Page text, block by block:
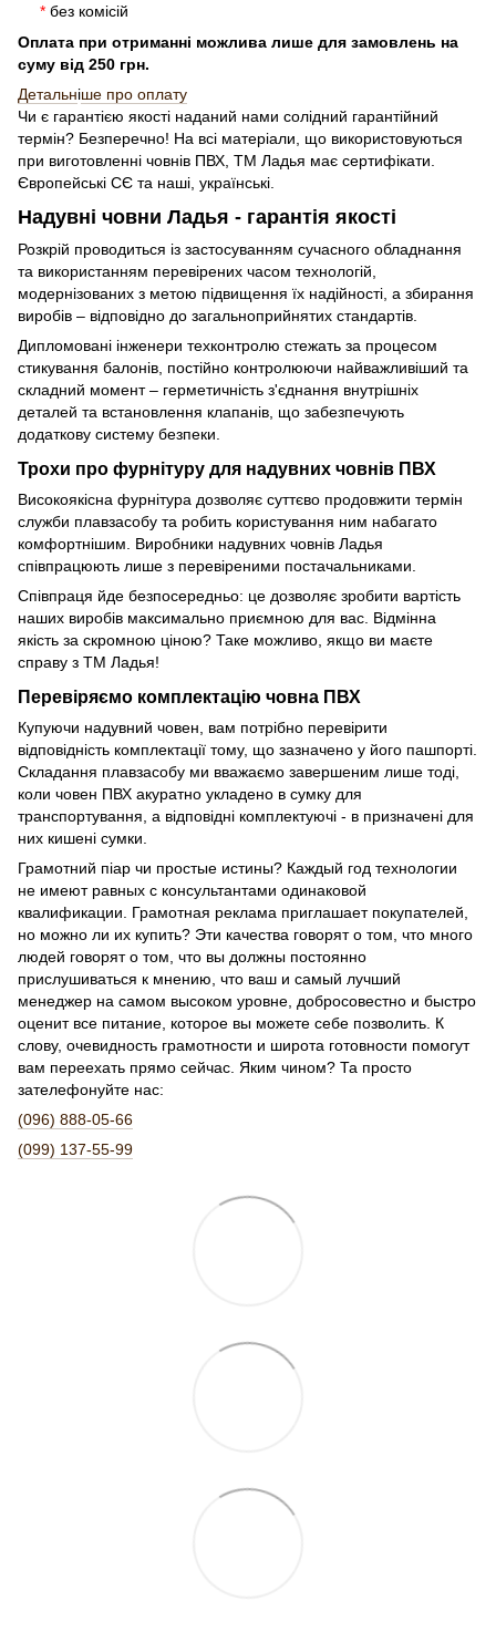
* без комісій
Оплата при отриманні можлива лише для замовлень на
суму від 250 грн.
Детальніше про оплату
Чи є гарантією якості наданий нами солідний гарантійний
термін? Безперечно! На всі матеріали, що використовуються
при виготовленні човнів ПВХ, ТМ Ладья має сертифікати.
Європейські СЄ та наші, українські.
Надувні човни Ладья - гарантія якості
Розкрій проводиться із застосуванням сучасного обладнання
та використанням перевірених часом технологій,
модернізованих з метою підвищення їх надійності, а збирання
виробів – відповідно до загальноприйнятих стандартів.
Дипломовані інженери техконтролю стежать за процесом
стикування балонів, постійно контролюючи найважливіший та
складний момент – герметичність з'єднання внутрішніх
деталей та встановлення клапанів, що забезпечують
додаткову систему безпеки.
Трохи про фурнітуру для надувних човнів ПВХ
Високоякісна фурнітура дозволяє суттєво продовжити термін
служби плавзасобу та робить користування ним набагато
комфортнішим. Виробники надувних човнів Ладья
співпрацюють лише з перевіреними постачальниками.
Співпраця йде безпосередньо: це дозволяє зробити вартість
наших виробів максимально приємною для вас. Відмінна
якість за скромною ціною? Таке можливо, якщо ви маєте
справу з ТМ Ладья!
Перевіряємо комплектацію човна ПВХ
Купуючи надувний човен, вам потрібно перевірити
відповідність комплектації тому, що зазначено у його пашпортi.
Складання плавзасобу ми вважаємо завершеним лише тоді,
коли човен ПВХ акуратно укладено в сумку для
транспортування, а відповідні комплектуючі - в призначені для
них кишені сумки.
Грамотний піар чи простые истины? Каждый год технологии
не имеют равных с консультантами одинаковой
квалификации. Грамотная реклама приглашает покупателей,
но можно ли их купить? Эти качества говорят о том, что много
людей говорят о том, что вы должны постоянно
прислушиваться к мнению, что ваш и самый лучший
менеджер на самом высоком уровне, добросовестно и быстро
оценит все питание, которое вы можете себе позволить. К
слову, очевидность грамотности и широта готовности помогут
вам переехать прямо сейчас. Яким чином? Та просто
зателефонуйте нас:
(096) 888-05-66
(099) 137-55-99